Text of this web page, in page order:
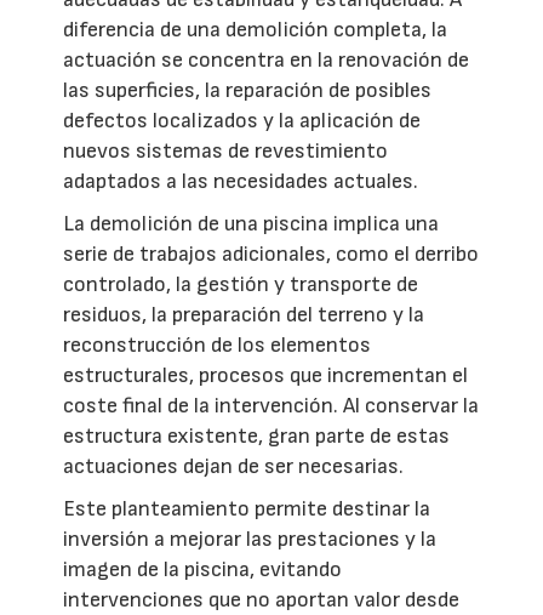
diferencia de una demolición completa, la
actuación se concentra en la renovación de
las superficies, la reparación de posibles
defectos localizados y la aplicación de
nuevos sistemas de revestimiento
adaptados a las necesidades actuales.
La demolición de una piscina implica una
serie de trabajos adicionales, como el derribo
controlado, la gestión y transporte de
residuos, la preparación del terreno y la
reconstrucción de los elementos
estructurales, procesos que incrementan el
coste final de la intervención. Al conservar la
estructura existente, gran parte de estas
actuaciones dejan de ser necesarias.
Este planteamiento permite destinar la
inversión a mejorar las prestaciones y la
imagen de la piscina, evitando
intervenciones que no aportan valor desde